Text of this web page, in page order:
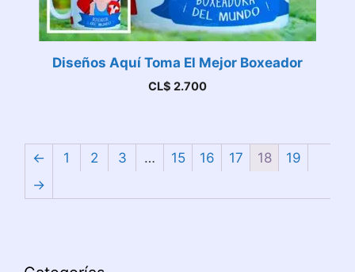
Diseños Aquí Toma El Mejor Boxeador
CL$ 2.700
← 1 2 3 … 15 16 17 18
19
→